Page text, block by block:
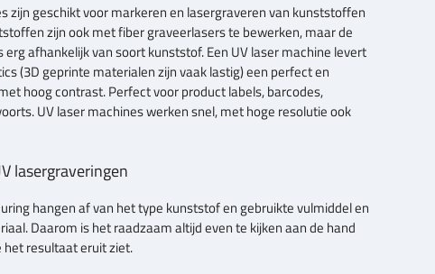
zijn geschikt voor markeren en lasergraveren van kunststoffen
zijn ook met fiber graveerlasers te bewerken, maar de
afhankelijk van soort kunststof. Een UV laser machine levert
(3D geprinte materialen zijn vaak lastig) een perfect en
hoog contrast. Perfect voor product labels, barcodes,
UV laser machines werken snel, met hoge resolutie ook
lasergraveringen
hangen af van het type kunststof en gebruikte vulmiddel en
Daarom is het raadzaam altijd even te kijken aan de hand
resultaat eruit ziet.